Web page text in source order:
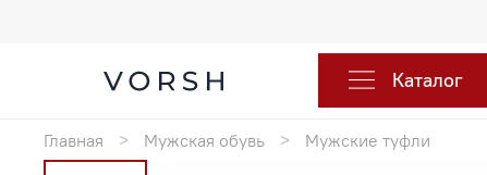
Каталог
Главная Мужская обувь Мужские туфли